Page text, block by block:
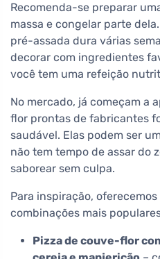
Recomenda-se preparar
massa e congelar parte
pré-assada dura várias
decorar com ingredientes
você tem uma refeição
No mercado, já começam a
flor prontas de fabricantes
saudável. Elas podem ser
não tem tempo de assar do
saborear sem culpa.
Para inspiração,
combinações mais
Pizza de couve-flor